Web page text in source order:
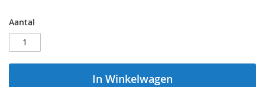
Aantal
In Winkelwagen